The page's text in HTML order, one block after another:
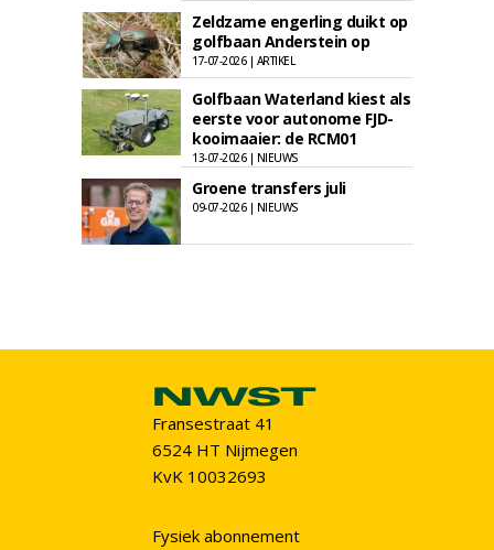
Zeldzame engerling duikt op
golfbaan Anderstein op
17-07-2026 | ARTIKEL
Golfbaan Waterland kiest als
eerste voor autonome FJD-
kooimaaier: de RCM01
13-07-2026 | NIEUWS
Groene transfers juli
09-07-2026 | NIEUWS
Fransestraat 41
6524 HT Nijmegen
KvK 10032693
Fysiek abonnement